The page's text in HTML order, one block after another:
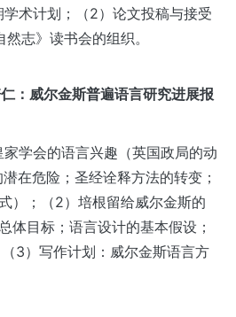
术计划；（2）论文投稿与接受
志》读书会的组织。
：威尔金斯普遍语言研究进展报
学会的语言兴趣（英国政局的动
在危险；圣经诠释方法的转变；
）；（2）培根留给威尔金斯的
体目标；语言设计的基本假设；
3）写作计划：威尔金斯语言方